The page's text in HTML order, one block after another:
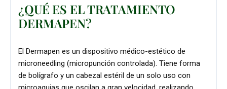
¿QUÉ ES EL TRATAMIENTO
DERMAPEN?
El Dermapen es un dispositivo médico-estético de
microneedling (micropunción controlada). Tiene forma
de bolígrafo y un cabezal estéril de un solo uso con